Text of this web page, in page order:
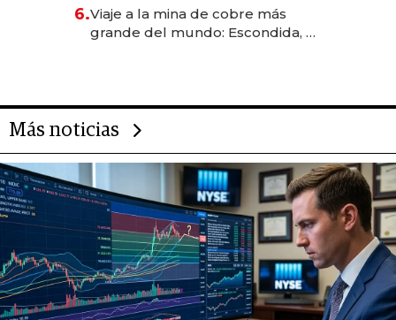
6.Viaje a la mina de cobre más
grande del mundo: Escondida, el
Más noticias